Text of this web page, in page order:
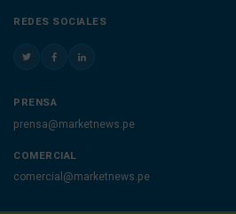
REDES SOCIALES
PRENSA
prensa@marketnews.pe
COMERCIAL
comercial@marketnews.pe